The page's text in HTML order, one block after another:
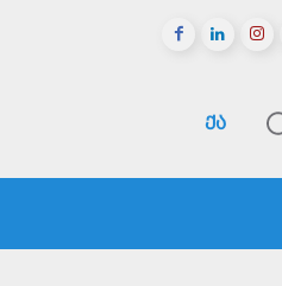
ᲥᲐ